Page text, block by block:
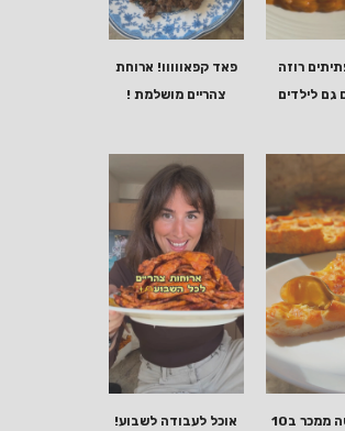
פאד קפאווווו! ארוחת
צהריים מושלמת !
רוזה
גם לילדים
אוכל לעבודה לשבוע!
קיש בטטה ממכר ב10